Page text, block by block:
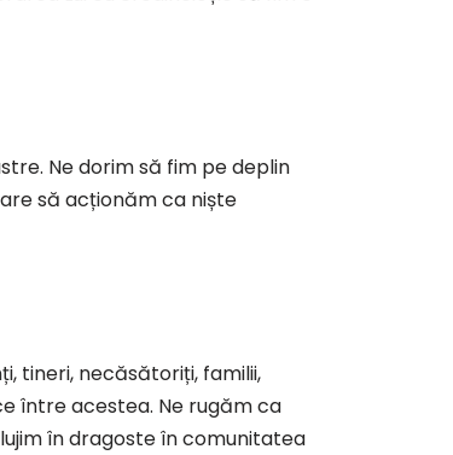
Ne dorim să fim pe deplin
să acționăm ca niște
tineri, necăsătoriți, familii,
între acestea. Ne rugăm ca
în dragoste în comunitatea